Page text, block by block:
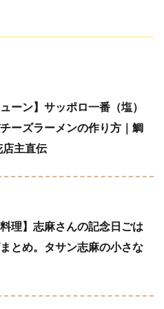
ーン】サッポロ一番（塩）
ーズラーメンの作り方｜鯛
主直伝
料理】志麻さんの記念日ごは
とめ。タサン志麻の小さな